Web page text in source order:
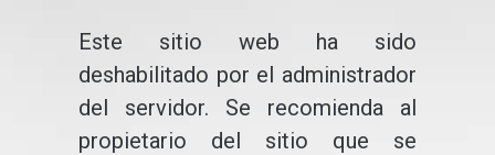
Este sitio web ha sido
deshabilitado por el administrador
del servidor. Se recomienda al
propietario del sitio que se